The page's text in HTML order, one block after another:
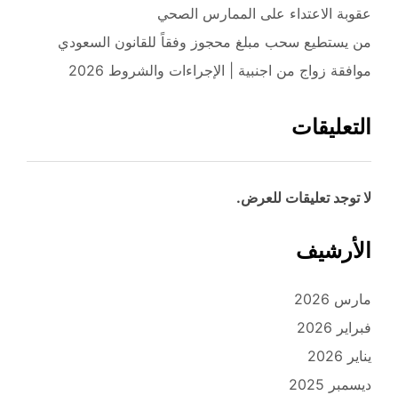
عقوبة الاعتداء على الممارس الصحي
من يستطيع سحب مبلغ محجوز وفقاً للقانون السعودي
موافقة زواج من اجنبية | الإجراءات والشروط 2026
التعليقات
لا توجد تعليقات للعرض.
الأرشيف
مارس 2026
فبراير 2026
يناير 2026
ديسمبر 2025